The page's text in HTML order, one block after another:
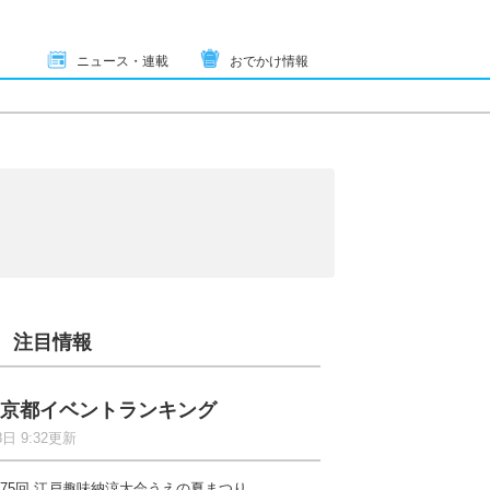
ニュース・連載 おでかけ情報
注目情報
都イベントランキング
9:32更新